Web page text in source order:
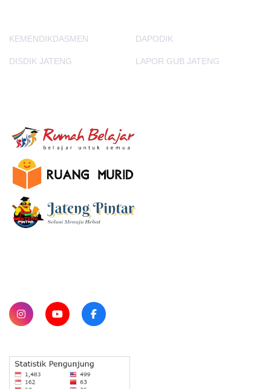
KEMENDIKDASMEN DAPODIK
DISDIK JATENG LAPOR GUB JATENG